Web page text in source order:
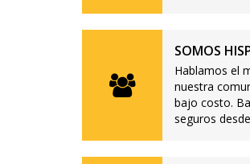
SOMOS
Hablamos el
nuestra
bajo costo.
seguros